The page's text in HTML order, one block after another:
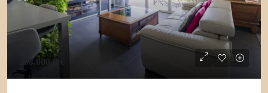
308,000.0 €